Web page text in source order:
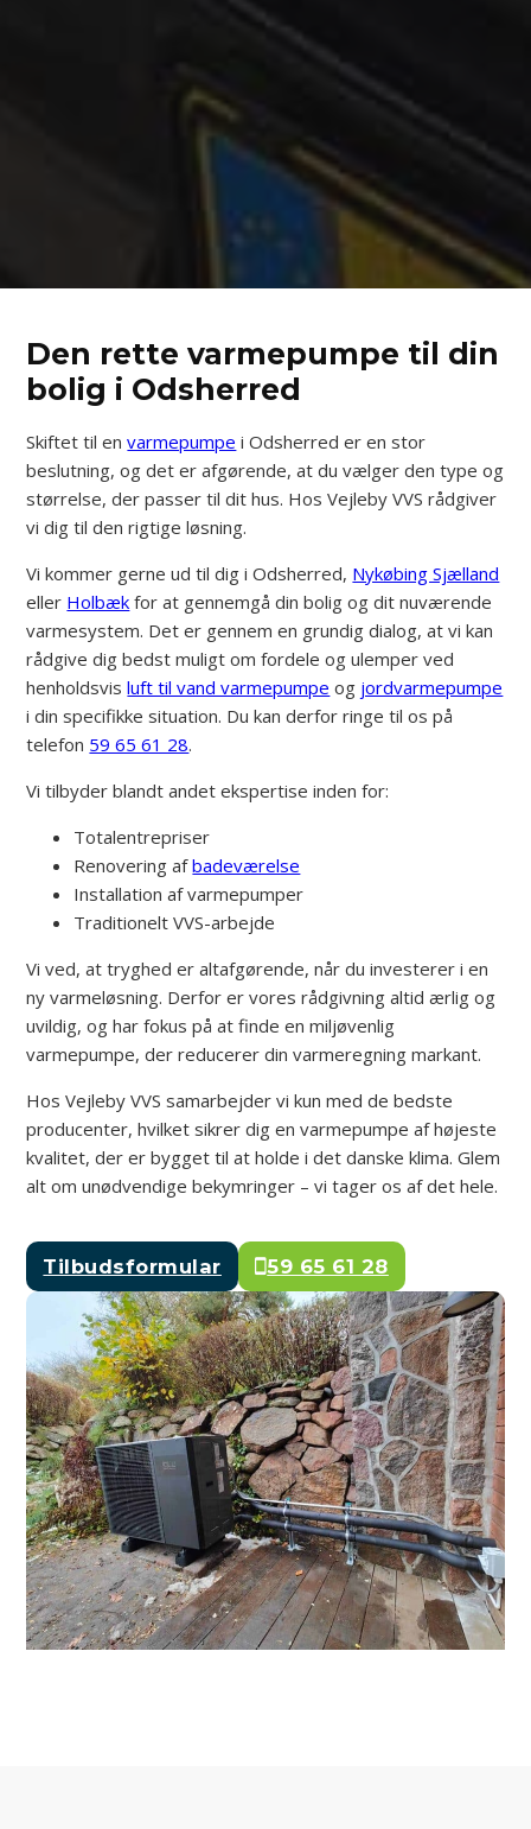
Den rette varmepumpe til din
bolig i Odsherred
Skiftet til envarmepumpe i Odsherred er en stor
beslutning, og det er afgørende, at du vælger den type og
størrelse, der passer til dit hus. Hos Vejleby VVS rådgiver
vi dig til den rigtige løsning.
Vi kommer gerne ud til dig i Odsherred, Nykøbing Sjælland
eller Holbæk for at gennemgå din bolig og dit nuværende
varmesystem. Det er gennem en grundig dialog, at vi kan
rådgive dig bedst muligt om fordele og ulemper ved
henholdsvisluft til vand varmepumpe og jordvarmepumpe
i din specifikke situation. Du kan derfor ringe til os på
telefon 59 65 61 28.
Vi tilbyder blandt andet ekspertise inden for:
Totalentrepriser
Renovering afbadeværelse
Installation af varmepumper
Traditionelt VVS-arbejde
Vi ved, at tryghed er altafgørende, når du investerer i en
ny varmeløsning. Derfor er vores rådgivning altid ærlig og
uvildig, og har fokus på at finde en miljøvenlig
varmepumpe, der reducerer din varmeregning markant.
Hos Vejleby VVS samarbejder vi kun med de bedste
producenter, hvilket sikrer dig en varmepumpe af højeste
kvalitet, der er bygget til at holde i det danske klima. Glem
alt om unødvendige bekymringer – vi tager os af det hele.
Tilbudsformular 59 65 61 28